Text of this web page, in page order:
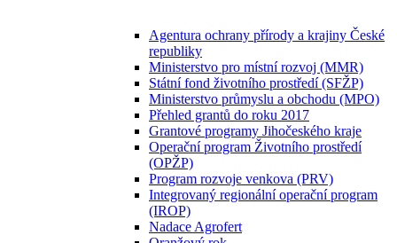
Agentura ochrany přírody a krajiny České
republiky
Ministerstvo pro místní rozvoj (MMR)
Státní fond životního prostředí (SFŽP)
Ministerstvo průmyslu a obchodu (MPO)
Přehled grantů do roku 2017
Grantové programy Jihočeského kraje
Operační program Životního prostředí
(OPŽP)
Program rozvoje venkova (PRV)
Integrovaný regionální operační program
(IROP)
Nadace Agrofert